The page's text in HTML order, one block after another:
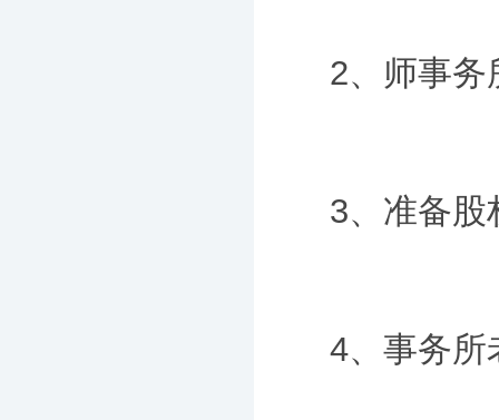
2、师事务
3、准备股
4、事务所